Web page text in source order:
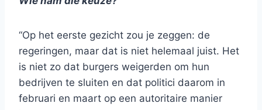
“Op het eerste gezicht zou je zeggen: de
regeringen, maar dat is niet helemaal juist. Het
is niet zo dat burgers weigerden om hun
bedrijven te sluiten en dat politici daarom in
februari en maart op een autoritaire manier